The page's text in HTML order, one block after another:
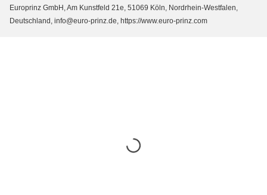
Europrinz GmbH, Am Kunstfeld 21e, 51069 Köln, Nordrhein-Westfalen,
Deutschland, info@euro-prinz.de, https://www.euro-prinz.com